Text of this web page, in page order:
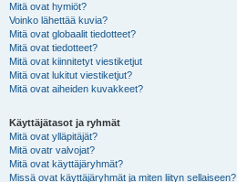
Mitä ovat hymiöt?
Voinko lähettää kuvia?
Mitä ovat globaalit tiedotteet?
Mitä ovat tiedotteet?
Mitä ovat kiinnitetyt viestiketjut
Mitä ovat lukitut viestiketjut?
Mitä ovat aiheiden kuvakkeet?
Käyttäjätasot ja ryhmät
Mitä ovat ylläpitäjät?
Mitä ovatr valvojat?
Mitä ovat käyttäjäryhmät?
Missä ovat käyttäjäryhmät ja miten liityn sellaiseen?